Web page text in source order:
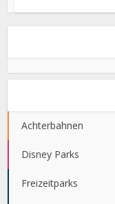
Achterbahnen
Disney Parks
Freizeitparks